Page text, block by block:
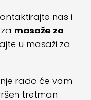
nas i
masaže za
u masaži za
rado će vam
tretman